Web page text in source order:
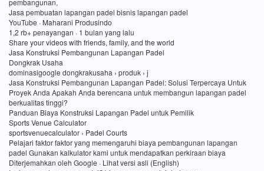
pembangunan,
Jasa pembuatan lapangan padel bisnis lapangan padel
YouTube · Maharani Produsindo
1,2 rb+ penayangan · 1 bulan yang lalu
Share your videos with friends, family, and the world
Jasa Konstruksi Pembangunan Lapangan Padel
Dongkrak Usaha
dominasigoogle dongkrakusaha › produk › j
Jasa Konstruksi Pembangunan Lapangan Padel: Solusi Terpercaya Untuk
Proyek Anda Apakah Anda berencana untuk membangun lapangan padel
berkualitas tinggi?
Panduan Biaya Konstruksi Lapangan Padel untuk Pemilik
Sports Venue Calculator
sportsvenuecalculator › Padel Courts
Pelajari faktor faktor yang memengaruhi biaya pembangunan lapangan
padel Gunakan kalkulator kami untuk mendapatkan perkiraan biaya
Diterjemahkan oleh Google · Lihat versi asli (English)